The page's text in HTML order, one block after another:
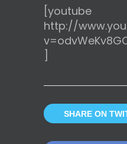
[youtube
http://
]
SHARE ON